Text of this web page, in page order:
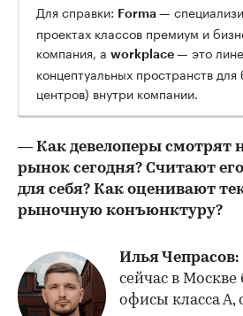
Для справки: Forma —
проектах классов премиум и
компания, а workplace — это
концептуальных пространств
центров) внутри компании.
— Как девелоперы смотрят
рынок сегодня? Считают
для себя? Как оценивают
рыночную конъюнктуру?
Илья Чепрасов:
сейчас в
офисы класса А,